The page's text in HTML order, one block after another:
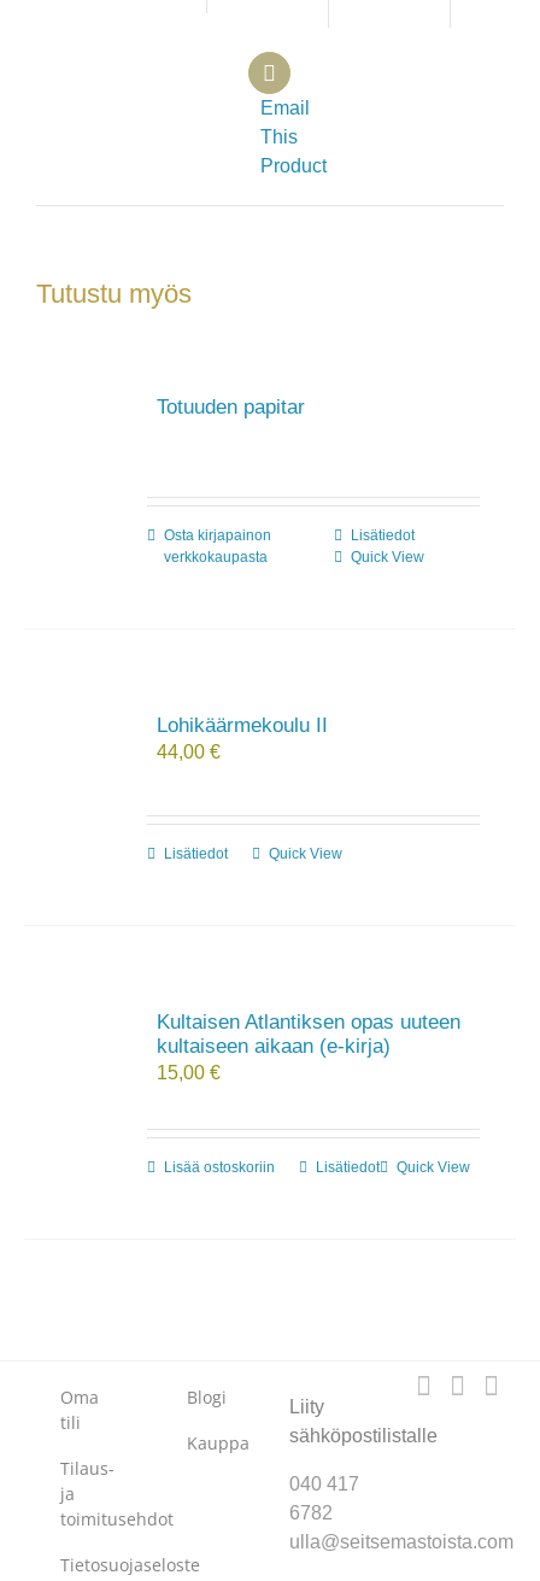
Email
This
Product
Tutustu myös
Totuuden papitar
Osta kirjapainon
verkkokaupasta
Lisätiedot
Quick View
Lohikäärmekoulu II
44,00 €
Lisätiedot Quick View
Kultaisen Atlantiksen opas uuteen
kultaiseen aikaan (e-kirja)
15,00 €
Lisää ostoskoriin Lisätiedot Quick View
Oma
tili
Tilaus-
ja
toimitusehdot
Tietosuojaseloste
Blogi
Kauppa
Liity
sähköpostilistalle
040 417
6782
ulla@seitsemastoista.com